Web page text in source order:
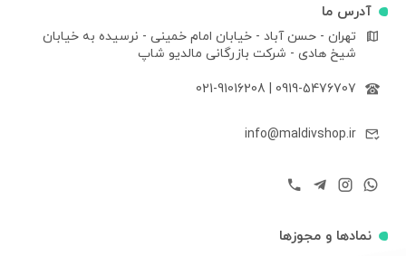
آدرس ما
تهران - حسن آباد - خیابان امام خمینی - نرسیده به خیابان
شیخ هادی - شرکت بازرگانی مالدیو شاپ
0919-5476707
021-91016208
info@maldivshop.ir
نمادها و مجوزها